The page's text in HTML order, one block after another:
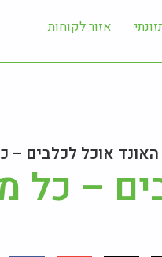
אזור לקוחות
האונד אוכל לכלבים –
– כל